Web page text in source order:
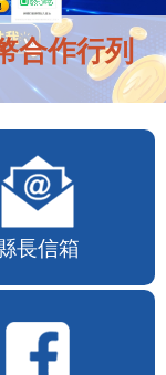
合作行列
長信箱